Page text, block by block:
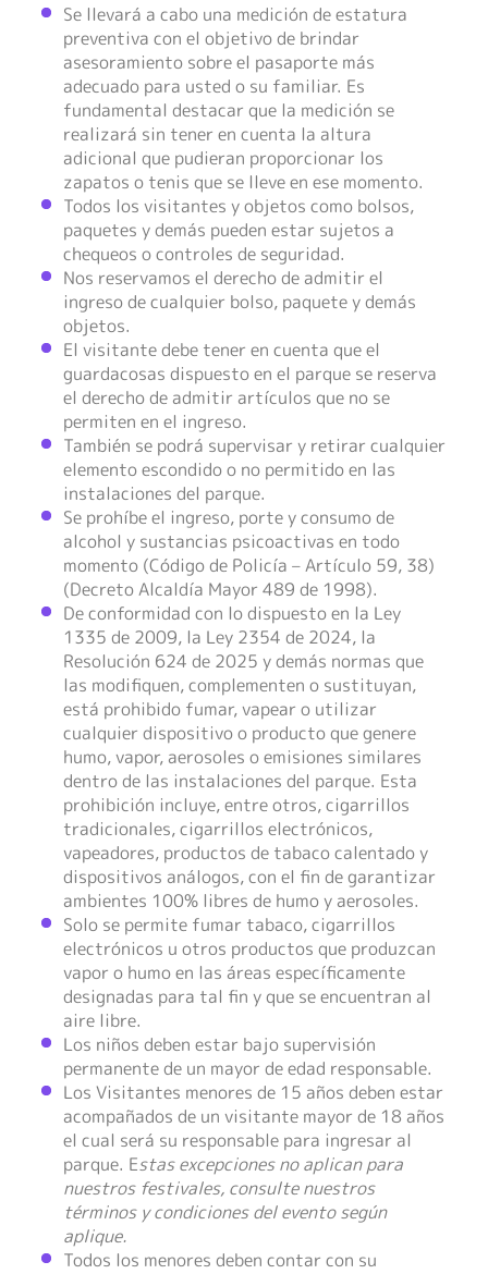
Se llevará a cabo una medición de estatura
preventiva con el objetivo de brindar
asesoramiento sobre el pasaporte más
adecuado para usted o su familiar. Es
fundamental destacar que la medición se
realizará sin tener en cuenta la altura
adicional que pudieran proporcionar los
zapatos o tenis que se lleve en ese momento.
Todos los visitantes y objetos como bolsos,
paquetes y demás pueden estar sujetos a
chequeos o controles de seguridad.
Nos reservamos el derecho de admitir el
ingreso de cualquier bolso, paquete y demás
objetos.
El visitante debe tener en cuenta que el
guardacosas dispuesto en el parque se reserva
el derecho de admitir artículos que no se
permiten en el ingreso.
También se podrá supervisar y retirar cualquier
elemento escondido o no permitido en las
instalaciones del parque.
Se prohíbe el ingreso, porte y consumo de
alcohol y sustancias psicoactivas en todo
momento (Código de Policía – Artículo 59, 38)
(Decreto Alcaldía Mayor 489 de 1998).
De conformidad con lo dispuesto en la Ley
1335 de 2009, la Ley 2354 de 2024, la
Resolución 624 de 2025 y demás normas que
las modifiquen, complementen o sustituyan,
está prohibido fumar, vapear o utilizar
cualquier dispositivo o producto que genere
humo, vapor, aerosoles o emisiones similares
dentro de las instalaciones del parque. Esta
prohibición incluye, entre otros, cigarrillos
tradicionales, cigarrillos electrónicos,
vapeadores, productos de tabaco calentado y
dispositivos análogos, con el fin de garantizar
ambientes 100% libres de humo y aerosoles.
Solo se permite fumar tabaco, cigarrillos
electrónicos u otros productos que produzcan
vapor o humo en las áreas específicamente
designadas para tal fin y que se encuentran al
aire libre.
Los niños deben estar bajo supervisión
permanente de un mayor de edad responsable.
Los Visitantes menores de 15 años deben estar
acompañados de un visitante mayor de 18 años
el cual será su responsable para ingresar al
parque. Estas excepciones no aplican para
nuestros festivales, consulte nuestros
términos y condiciones del evento según
aplique.
Todos los menores deben contar con su